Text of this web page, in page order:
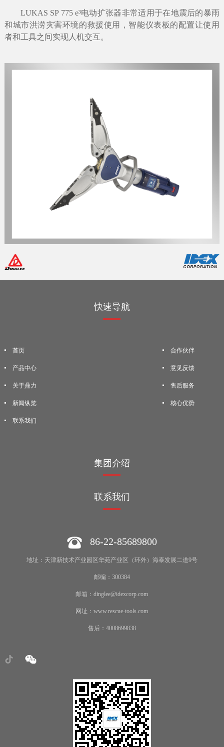
LUKAS SP 775 e³电动扩张器非常适用于在地震后的暴雨
和城市洪涝灾害环境的救援使用， 智能仪表板的配置让使用
者和工具之间实现人机交互。
快速导航
首页
产品中心
关于鼎力
新闻纵览
联系我们
合作伙伴
意见反馈
售后服务
核心优势
集团介绍
联系我们
86-22-85689800
地址：天津新技术产业园区华苑产业区（环外）海泰发展二道9号
邮编：300384
邮箱：dinglee@idexcorp.com
网址：www.rescue-tools.com
售后：4008699838